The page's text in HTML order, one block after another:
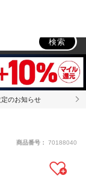
検索
のお知らせ
商品番号： 70188040